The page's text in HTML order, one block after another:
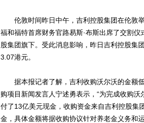
伦敦时间昨日中午，吉利控股集团在伦敦举
福和福特首席财务官路易斯·布斯出席了交割
股集团旗下。受此消息影响，昨日吉利控股集
3.07港元。
据本报记者了解，吉利收购沃尔沃的金额低
购项目新闻发言人宁述勇表示，“为完成收购
付了13亿美元现金，收购资金来自吉利控股集
金，具体金额将据收购协议针对养老金义务和